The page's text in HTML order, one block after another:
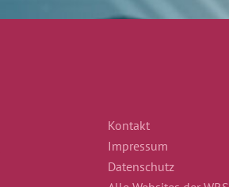
Kontakt
Impressum
Datenschutz